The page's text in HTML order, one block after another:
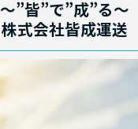
〜”皆”で”成”る〜
株式会社皆成運送